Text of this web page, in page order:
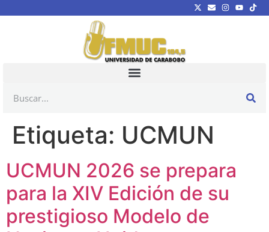
Etiqueta: UCMUN
UCMUN 2026 se prepara
para la XIV Edición de su
prestigioso Modelo de